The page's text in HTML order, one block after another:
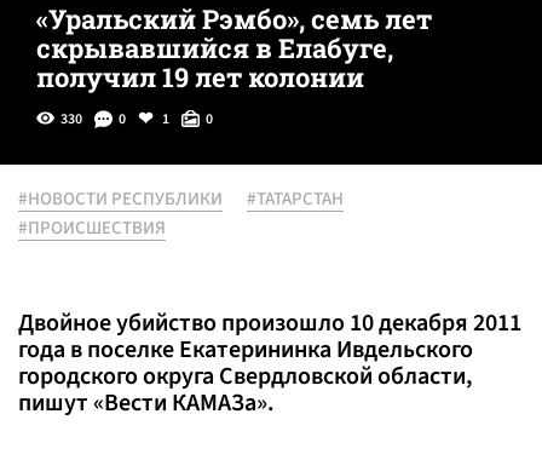
«Уральский Рэмбо», семь лет
скрывавшийся в Елабуге,
получил 19 лет колонии
330 0 1 0
#НОВОСТИ РЕСПУБЛИКИ
#ТАТАРСТАН
#ПРОИСШЕСТВИЯ
Двойное убийство произошло 10 декабря 2011
года в поселке Екатерининка Ивдельского
городского округа Свердловской области,
пишут «Вести КАМАЗа».